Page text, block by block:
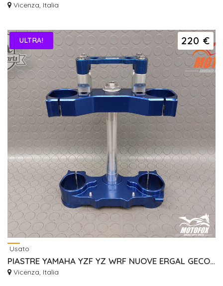
Vicenza, Italia
220 €
ULTRA!
Usato
PIASTRE YAMAHA YZF YZ WRF NUOVE ERGAL GECO RISER
Vicenza, Italia